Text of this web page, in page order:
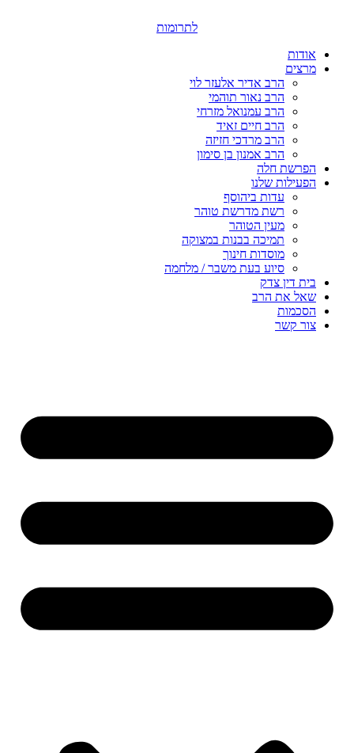
לתרומות
אודות
מרצים
הרב אדיר אלעזר לוי
הרב נאור תוהמי
הרב עמנואל מזרחי
הרב חיים זאיד
הרב מרדכי חזיזה
הרב אמנון בן סימון
הפרשת חלה
הפעילות שלנו
עדות ביהוסף
רשת מדרשת טוהר
מעין הטוהר
תמיכה בבנות במצוקה
מוסדות חינוך
סיוע בעת משבר / מלחמה
בית דין צדק
שאל את הרב
הסכמות
צור קשר